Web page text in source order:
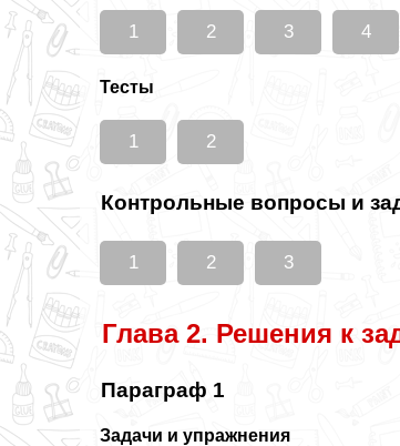
1 2 3 4
Тесты
1 2
Контрольные вопросы и
1 2 3
Глава 2. Решения к
Параграф 1
Задачи и упражнения